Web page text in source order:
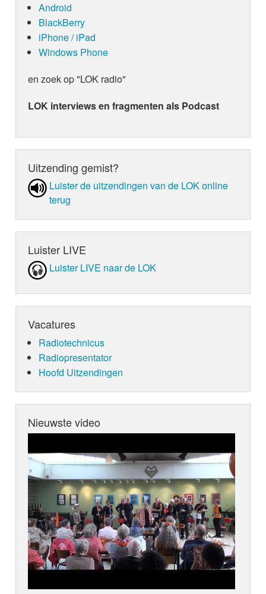
Android
BlackBerry
iPhone / iPad
Windows Phone
en zoek op "LOK radio"
LOK interviews en fragmenten als Podcast
Uitzending gemist?
Luister de uit­zen­din­gen van de LOK online
terug
Luister LIVE
Luister LIVE naar de LOK
Vacatures
Radiotechnicus
Radiopresentator
Hoofd Uitzendingen
Nieuwste video